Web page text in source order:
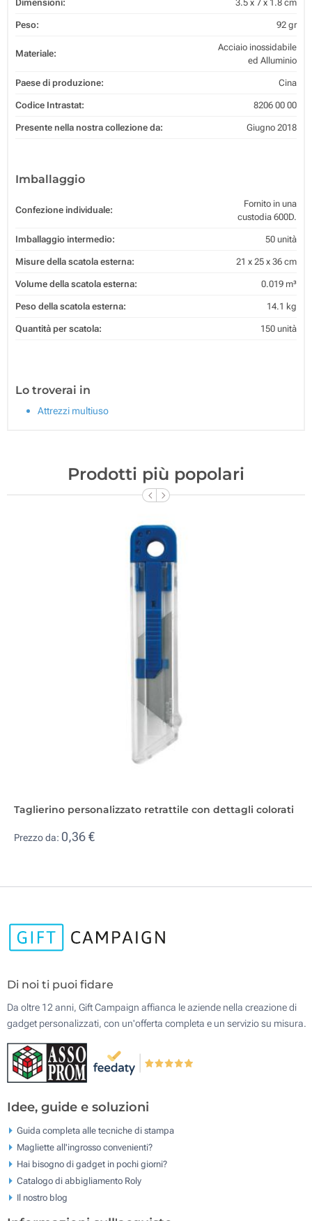
Dimensioni: 3.5 x 7 x 1.8 cm
Peso: 92 gr
Materiale:
Acciaio inossidabile
ed Alluminio
Paese di produzione: Cina
Codice Intrastat: 8206 00 00
Presente nella nostra collezione da: Giugno 2018
Imballaggio
Confezione individuale:
Fornito in una
custodia 600D.
Imballaggio intermedio: 50 unità
Misure della scatola esterna: 21 x 25 x 36 cm
Volume della scatola esterna: 0.019 m³
Peso della scatola esterna: 14.1 kg
Quantità per scatola: 150 unità
Lo troverai in
Attrezzi multiuso
Prodotti più popolari
Taglierino personalizzato retrattile con dettagli colorati
Prezzo da: 0,36 €
Di noi ti puoi fidare
Da oltre 12 anni, Gift Campaign affianca le aziende nella creazione di
gadget personalizzati, con un'offerta completa e un servizio su misura.
Idee, guide e soluzioni
Guida completa alle tecniche di stampa
Magliette all'ingrosso convenienti?
Hai bisogno di gadget in pochi giorni?
Catalogo di abbigliamento Roly
Il nostro blog